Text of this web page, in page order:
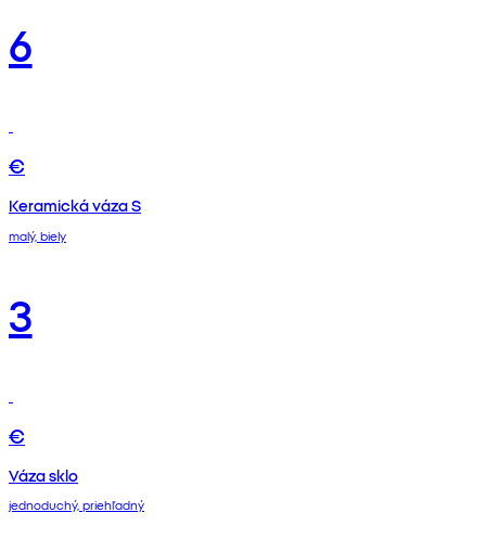
6
€
Keramická váza S
malý, biely
3
€
Váza sklo
jednoduchý, priehľadný